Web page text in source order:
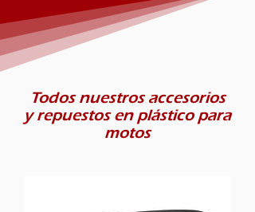
Todos nuestros accesorios
y repuestos en plástico para
motos